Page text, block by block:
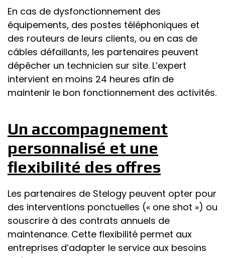
En cas de dysfonctionnement des
équipements, des postes téléphoniques et
des routeurs de leurs clients, ou en cas de
câbles défaillants, les partenaires peuvent
dépêcher un technicien sur site. L’expert
intervient en moins 24 heures afin de
maintenir le bon fonctionnement des activités.
Un accompagnement
personnalisé et une
flexibilité des offres
Les partenaires de Stelogy peuvent opter pour
des interventions ponctuelles (« one shot ») ou
souscrire à des contrats annuels de
maintenance. Cette flexibilité permet aux
entreprises d’adapter le service aux besoins